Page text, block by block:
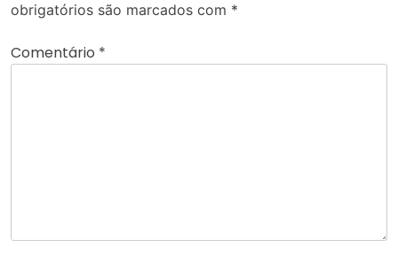
obrigatórios são marcados com *
Comentário *